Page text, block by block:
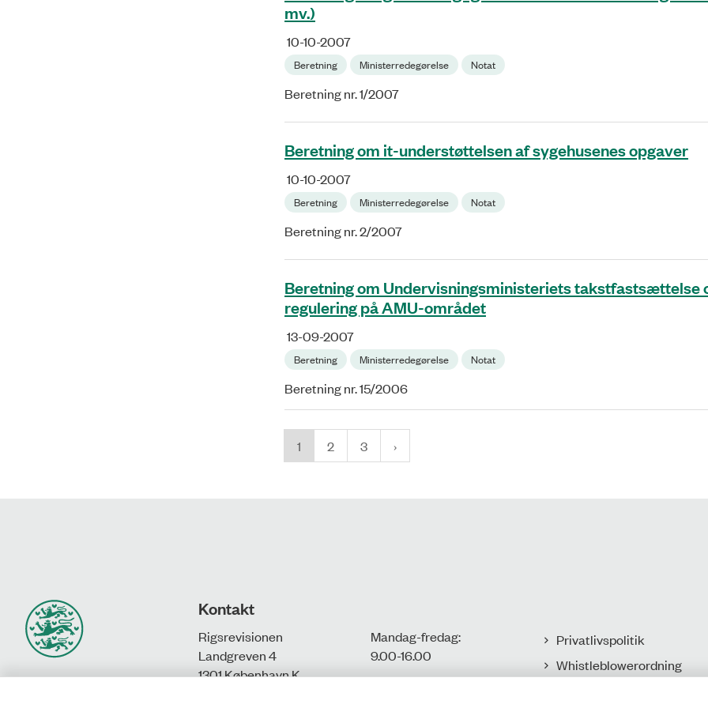
mv.)
10-10-2007
Beretning Ministerredegørelse Notat
Beretning nr. 1/2007
Beretning om it-understøttelsen af sygehusenes opgaver
10-10-2007
Beretning Ministerredegørelse Notat
Beretning nr. 2/2007
Beretning om Undervisningsministeriets takstfastsættelse
regulering på AMU-området
13-09-2007
Beretning Ministerredegørelse Notat
Beretning nr. 15/2006
1 2 3
Kontakt
Rigsrevisionen
Landgreven 4
1301 København K
Mandag-fredag:
9.00-16.00​
Privatlivspolitik
Whistleblowerordning